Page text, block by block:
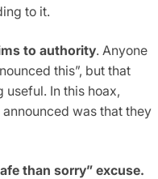
to it.
to authority. Anyone
this”, but that
useful. In this hoax,
was that they
than sorry” excuse.